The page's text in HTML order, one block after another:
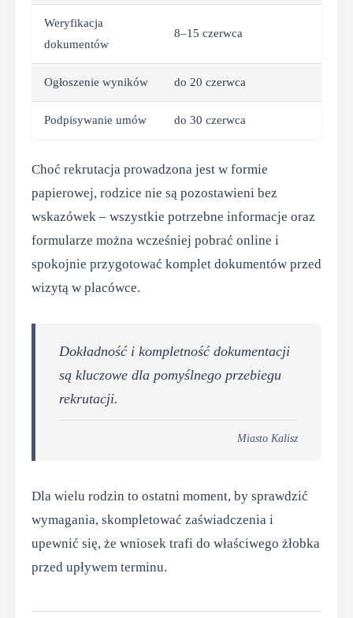
Weryfikacja
dokumentów
8–15 czerwca
Ogłoszenie wyników do 20 czerwca
Podpisywanie umów do 30 czerwca
Choć rekrutacja prowadzona jest w formie
papierowej, rodzice nie są pozostawieni bez
wskazówek – wszystkie potrzebne informacje oraz
formularze można wcześniej pobrać online i
spokojnie przygotować komplet dokumentów przed
wizytą w placówce.
Dokładność i kompletność dokumentacji
są kluczowe dla pomyślnego przebiegu
rekrutacji.
Miasto Kalisz
Dla wielu rodzin to ostatni moment, by sprawdzić
wymagania, skompletować zaświadczenia i
upewnić się, że wniosek trafi do właściwego żłobka
przed upływem terminu.